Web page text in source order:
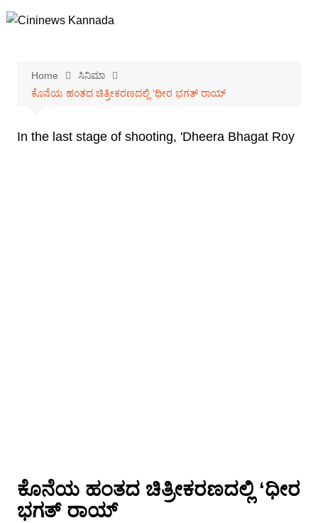
to
Home
ಸಿನಿಮಾ
ಕೊನೆಯ ಹಂತದ ಚಿತ್ರೀಕರಣದಲ್ಲಿ ‘ಧೀರ ಭಗತ್ ರಾಯ್
In the last stage of shooting, 'Dheera Bhagat Roy
ಕೊನೆಯ ಹಂತದ ಚಿತ್ರೀಕರಣದಲ್ಲಿ ‘ಧೀರ
ಭಗತ್ ರಾಯ್